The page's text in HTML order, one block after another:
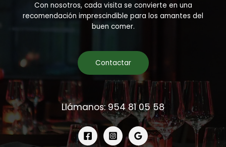
Con nosotros, cada visita se convierte en una
recomendación imprescindible para los amantes del
buen comer.
Contactar
Llámanos: 954 81 05 58